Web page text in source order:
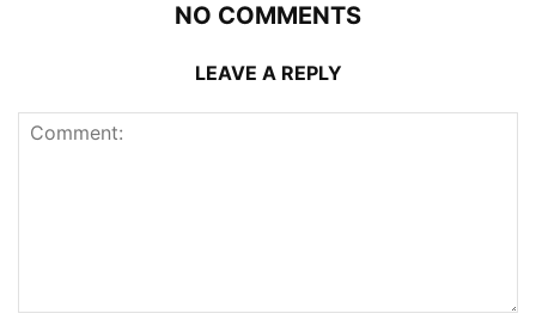
NO COMMENTS
LEAVE A REPLY